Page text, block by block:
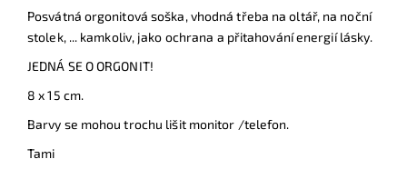
Posvátná orgonitová soška, vhodná třeba na oltář, na noční
stolek, ... kamkoliv, jako ochrana a přitahování energií lásky.
JEDNÁ SE O ORGONIT!
8 x 15 cm.
Barvy se mohou trochu lišit monitor /telefon.
Tami